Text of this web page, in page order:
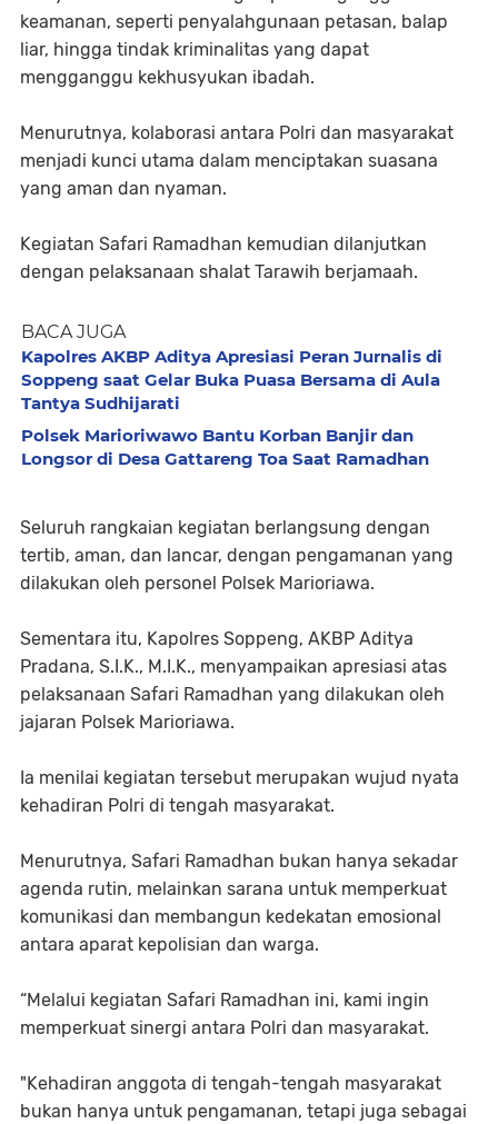
keamanan, seperti penyalahgunaan petasan, balap
liar, hingga tindak kriminalitas yang dapat
mengganggu kekhusyukan ibadah.
Menurutnya, kolaborasi antara Polri dan masyarakat
menjadi kunci utama dalam menciptakan suasana
yang aman dan nyaman.
Kegiatan Safari Ramadhan kemudian dilanjutkan
dengan pelaksanaan shalat Tarawih berjamaah.
BACA JUGA
Kapolres AKBP Aditya Apresiasi Peran Jurnalis di
Soppeng saat Gelar Buka Puasa Bersama di Aula
Tantya Sudhijarati
Polsek Marioriwawo Bantu Korban Banjir dan
Longsor di Desa Gattareng Toa Saat Ramadhan
Seluruh rangkaian kegiatan berlangsung dengan
tertib, aman, dan lancar, dengan pengamanan yang
dilakukan oleh personel Polsek Marioriawa.
Sementara itu, Kapolres Soppeng, AKBP Aditya
Pradana, S.I.K., M.I.K., menyampaikan apresiasi atas
pelaksanaan Safari Ramadhan yang dilakukan oleh
jajaran Polsek Marioriawa.
Ia menilai kegiatan tersebut merupakan wujud nyata
kehadiran Polri di tengah masyarakat.
Menurutnya, Safari Ramadhan bukan hanya sekadar
agenda rutin, melainkan sarana untuk memperkuat
komunikasi dan membangun kedekatan emosional
antara aparat kepolisian dan warga.
“Melalui kegiatan Safari Ramadhan ini, kami ingin
memperkuat sinergi antara Polri dan masyarakat.
"Kehadiran anggota di tengah-tengah masyarakat
bukan hanya untuk pengamanan, tetapi juga sebagai